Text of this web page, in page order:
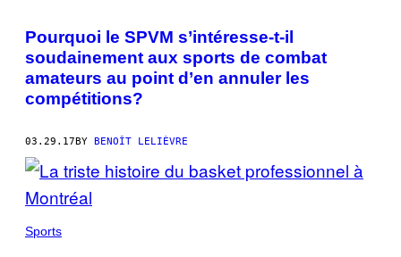
Pourquoi le SPVM s’intéresse-t-il
soudainement aux sports de combat
amateurs au point d’en annuler les
compétitions?
03.29.17BY BENOÎT LELIÈVRE
Sports